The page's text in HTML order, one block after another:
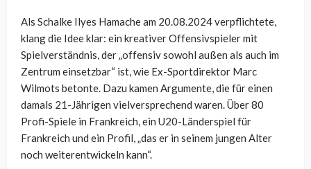
Als Schalke Ilyes Hamache am 20.08.2024 verpflichtete,
klang die Idee klar: ein kreativer Offensivspieler mit
Spielverständnis, der „offensiv sowohl außen als auch im
Zentrum einsetzbar“ ist, wie Ex-Sportdirektor Marc
Wilmots betonte. Dazu kamen Argumente, die für einen
damals 21-Jährigen vielversprechend waren. Über 80
Profi-Spiele in Frankreich, ein U20-Länderspiel für
Frankreich und ein Profil, „das er in seinem jungen Alter
noch weiterentwickeln kann“.